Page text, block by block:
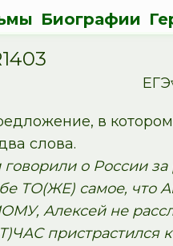
Биографии
в
слова.
о России за
ТО(ЖЕ) самое, что
Алексей не
пристрастился